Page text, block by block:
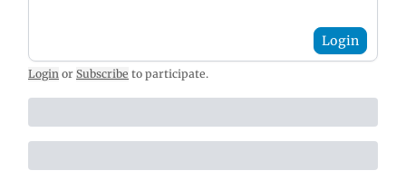
Login
Login or Subscribe to participate.